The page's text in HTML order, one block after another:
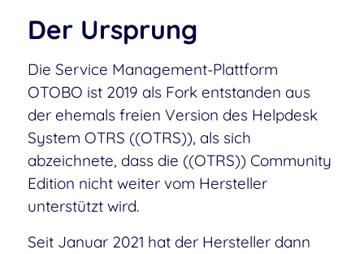
Der Ursprung
Die Service Management-Plattform
OTOBO ist 2019 als Fork entstanden aus
der ehemals freien Version des Helpdesk
System OTRS ((OTRS)), als sich
abzeichnete, dass die ((OTRS)) Community
Edition nicht weiter vom Hersteller
unterstützt wird.
Seit Januar 2021 hat der Hersteller dann